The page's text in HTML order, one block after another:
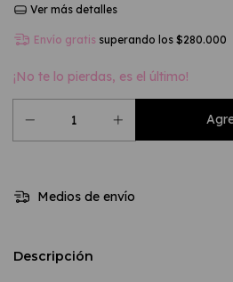
Ver más detalles
Envío gratis superando los $280.000
¡No te lo pierdas, es el último!
Medios de envío
Descripción